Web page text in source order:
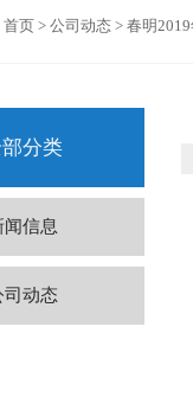
首页 >公司动态 >春明
分类
闻信息
司动态